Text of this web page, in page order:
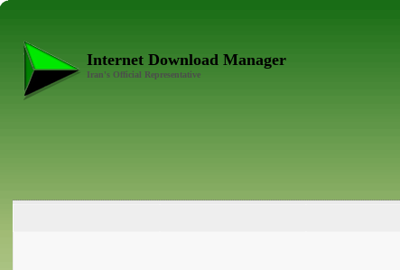
Internet Download Manager
Iran's Official Representative